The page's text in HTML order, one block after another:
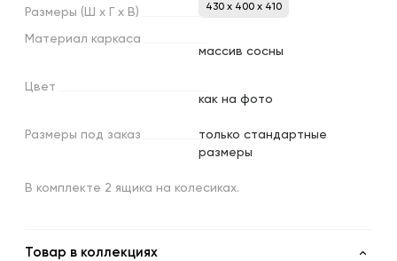
Размеры (Ш х х В) 430 x 400 x 410
Материал каркаса
массив сосны
Цвет
как на фото
Размеры под заказ
только стандартные
размеры
В комплекте 2 ящика на колесиках.
Товар в коллекциях